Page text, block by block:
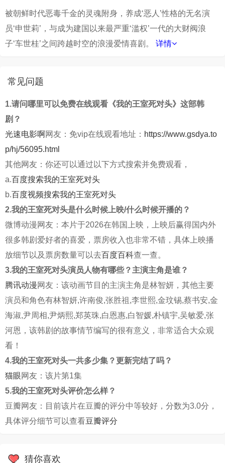
被朝鲜时代恶毒千金的灵魂附身，养成‘恶人’性格的无名演
员‘申世莉’，与成为建国以来最严重‘滥权’一代的大财阀浪
子‘车世桂’之间跨越时空的浪漫爱情喜剧。
详情
常见问题
1.请问哪里可以免费在线观看《我的王室死对头》这部韩
剧？
光速电影啊网友：免vip在线观看地址： https://www.gsdya.to
p/hj/56095.html
其他网友：你还可以通过以下方式搜索并免费观看，
a.百度搜索我的王室死对头
b.百度视频搜索我的王室死对头
2.我的王室死对头是什么时候上映/什么时候开播的？
微博动漫网友：本片于2026在韩国上映，上映后赢得国内外
很多韩剧爱好者的喜爱，票房收入也非常不错，具体上映播
放细节以及票房数量可以去百度百科查一查。
3.我的王室死对头演员人物有哪些？主演主角是谁？
腾讯动漫网友：该动画节目的主演主角是林智妍，其他主要
演员和角色有林智妍,许南俊,张胜祖,李世熙,金玟锡,蔡书安,金
海淑,尹周相,尹炳熙,郑英珠,白恩惠,白智媛,朴镇宇,吴敏爱,张
河恩，该韩剧的故事情节编写的很有意义，非常适合大众观
看！
4.我的王室死对头一共多少集？更新完结了吗？
猫眼网友：该片第1集
5.我的王室死对头评价怎么样？
豆瓣网友：目前该片在豆瓣的评分中等较好，分数为3.0分，
具体评分细节可以查看豆瓣评分
猜你喜欢